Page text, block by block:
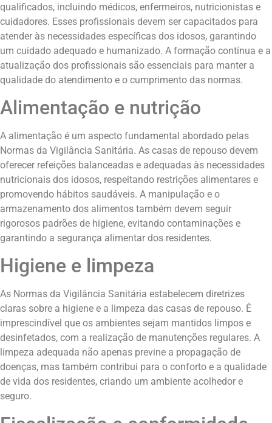
qualificados, incluindo médicos, enfermeiros, nutricionistas e
cuidadores. Esses profissionais devem ser capacitados para
atender às necessidades específicas dos idosos, garantindo
um cuidado adequado e humanizado. A formação contínua e a
atualização dos profissionais são essenciais para manter a
qualidade do atendimento e o cumprimento das normas.
Alimentação e nutrição
A alimentação é um aspecto fundamental abordado pelas
Normas da Vigilância Sanitária. As casas de repouso devem
oferecer refeições balanceadas e adequadas às necessidades
nutricionais dos idosos, respeitando restrições alimentares e
promovendo hábitos saudáveis. A manipulação e o
armazenamento dos alimentos também devem seguir
rigorosos padrões de higiene, evitando contaminações e
garantindo a segurança alimentar dos residentes.
Higiene e limpeza
As Normas da Vigilância Sanitária estabelecem diretrizes
claras sobre a higiene e a limpeza das casas de repouso. É
imprescindível que os ambientes sejam mantidos limpos e
desinfetados, com a realização de manutenções regulares. A
limpeza adequada não apenas previne a propagação de
doenças, mas também contribui para o conforto e a qualidade
de vida dos residentes, criando um ambiente acolhedor e
seguro.